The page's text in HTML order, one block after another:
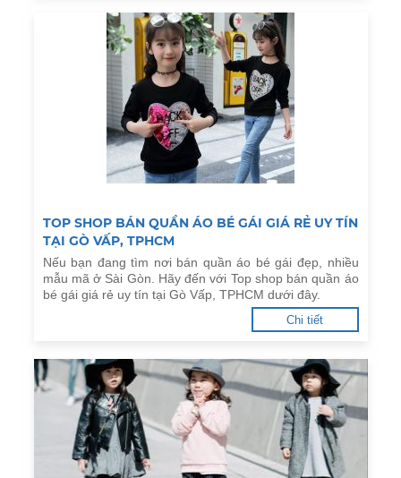
TOP SHOP BÁN QUẦN ÁO BÉ GÁI GIÁ RẺ UY TÍN
TẠI GÒ VẤP, TPHCM
Nếu bạn đang tìm nơi bán quần áo bé gái đẹp, nhiều
mẫu mã ở Sài Gòn. Hãy đến với Top shop bán quần áo
bé gái giá rẻ uy tín tại Gò Vấp, TPHCM dưới đây.
Chi tiết